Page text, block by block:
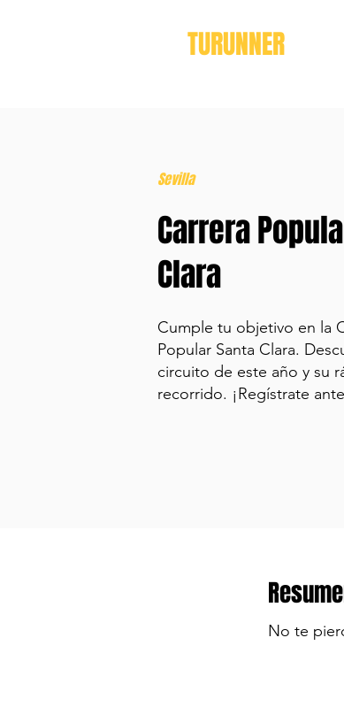
TURUNNER
Sevilla
Carrera
Clara
Cumple tu objetivo en la
Popular Santa Clara.
circuito de este año y su
recorrido. ¡Regístrate
No te